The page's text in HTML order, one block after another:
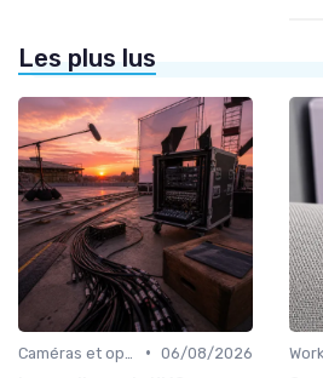
Les plus lus
• 06/08/2026